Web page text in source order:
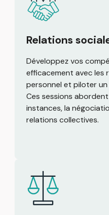
Relations
Développez vos
efficacement avec les
personnel et piloter un
Ces sessions
instances, la
relations collectives.